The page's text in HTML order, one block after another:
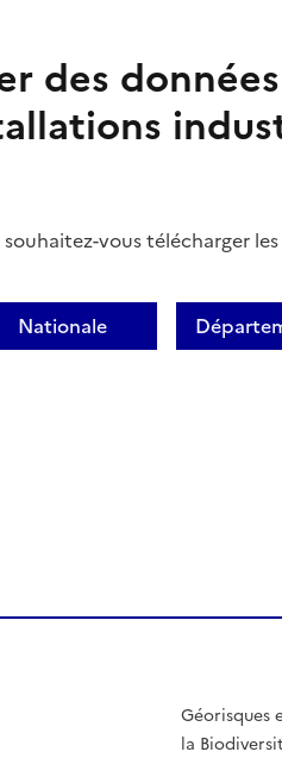
des
vous télécharger
Nationale
Géorisques
la